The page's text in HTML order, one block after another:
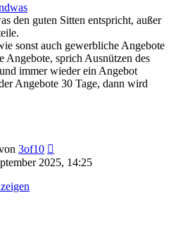
den guten Sitten entspricht, außer
sonst auch gewerbliche Angebote
Angebote, sprich Ausnützen des
immer wieder ein Angebot
Angebote 30 Tage, dann wird
3of10
Beitrag
2025, 14:25